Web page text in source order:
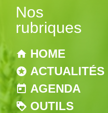
Nos
rubriques
HOME
ACTUALITÉS
AGENDA
OUTILS